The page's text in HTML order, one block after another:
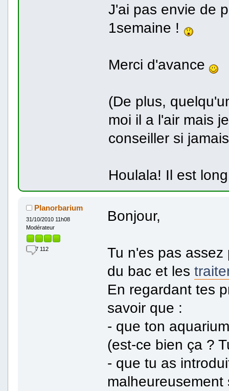
J'ai pas envie de
1semaine !
Merci d'avance
(De plus,
moi il a l'air mais
conseiller si
Houlala! Il est
Planorbarium
31/10/2010 11h08
Modérateur
7 112
Bonjour,
Tu n'es pas
du bac et les
En regardant tes
savoir que :
- que ton
(est-ce bien ça ?
- que tu as